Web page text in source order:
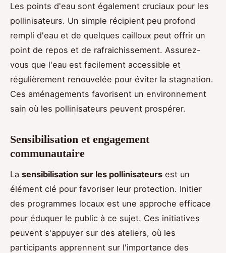
Les points d'eau sont également cruciaux pour les
pollinisateurs. Un simple récipient peu profond
rempli d'eau et de quelques cailloux peut offrir un
point de repos et de rafraichissement. Assurez-
vous que l'eau est facilement accessible et
régulièrement renouvelée pour éviter la stagnation.
Ces aménagements favorisent un environnement
sain où les pollinisateurs peuvent prospérer.
Sensibilisation et engagement
communautaire
La sensibilisation sur les pollinisateurs est un
élément clé pour favoriser leur protection. Initier
des programmes locaux est une approche efficace
pour éduquer le public à ce sujet. Ces initiatives
peuvent s'appuyer sur des ateliers, où les
participants apprennent sur l'importance des